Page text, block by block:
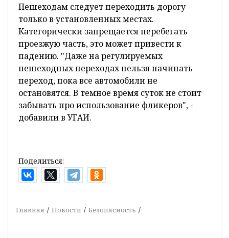
Пешеходам следует переходить дорогу
только в установленных местах.
Категорически запрещается перебегать
проезжую часть, это может привести к
падению. "Даже на регулируемых
пешеходных переходах нельзя начинать
переход, пока все автомобили не
остановятся. В темное время суток не стоит
забывать про использование фликеров", -
добавили в УГАИ.
Поделиться:
Главная Новости Безопасность